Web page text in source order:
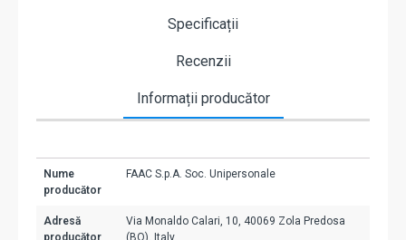
Specificații
Recenzii
Informații producător
Nume
producător
FAAC S.p.A. Soc. Unipersonale
Adresă
Via Monaldo Calari, 10, 40069 Zola Predosa